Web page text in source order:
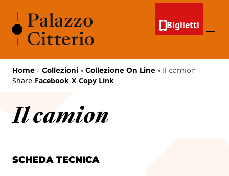
Biglietti
Menu
Home » Collezioni » Collezione On Line » Il camion
Share-Facebook-X-Copy Link
Il camion
SCHEDA TECNICA